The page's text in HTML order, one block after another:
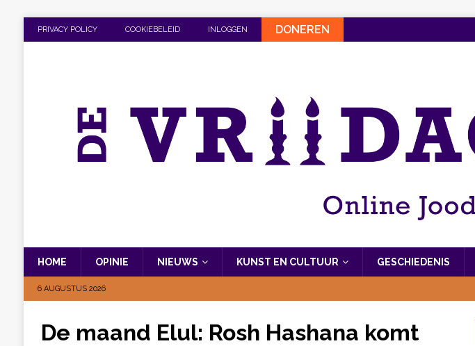
PRIVACY POLICY COOKIEBELEID INLOGGEN DONEREN
HOME OPINIE NIEUWS KUNST EN CULTUUR GESCHIEDENIS
6 AUGUSTUS 2026
De maand Elul: Rosh Hashana komt